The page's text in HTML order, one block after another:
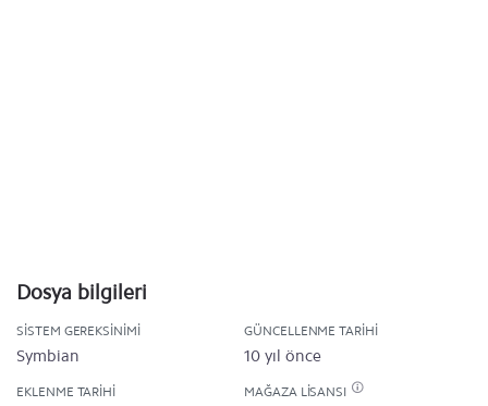
Dosya bilgileri
SISTEM GEREKSINIMI
Symbian
GÜNCELLENME TARIHI
10 yıl önce
EKLENME TARIHI MAĞAZA LISANSI